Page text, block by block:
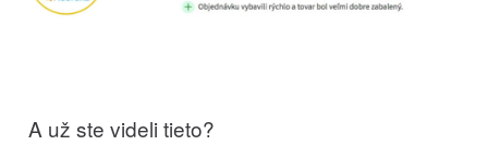
A už ste videli tieto?